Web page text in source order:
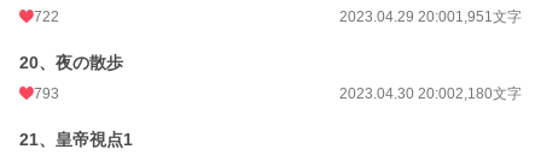
722 2023.04.29 20:001,951文字
20、夜の散歩
793 2023.04.30 20:002,180文字
21、皇帝視点1